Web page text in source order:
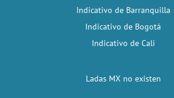
Indicativo de Barranquilla
Indicativo de Bogotá
Indicativo de Cali
Ladas MX no existen